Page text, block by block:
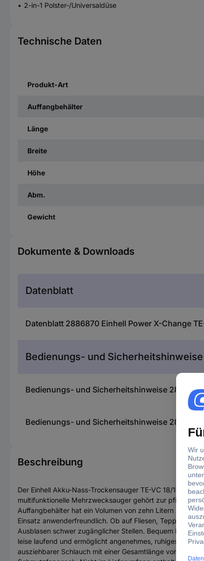
2-in-1 Polster-/Universaldüse
Technische Daten
Produkt-Art
Auffangbehälter
Länge
Breite
Höhe
Abm.
Gewicht
Dokumente & Downloads
Datenblatt
Datenblatt 2886870 Einhell Power X-Change
Bedienungs- und Sicherheitshinweise
Bedienungs- und Sicherheitshinweise
Bedienungs- und Sicherheitshinweise
Beschreibung
Der Einhell Akku-Nass-Trockensauger TE-VC 18/10 Li-
multifunktionelle Mehrzwecksauger gehört zur pfiffigen
Auffangbehälter hat ein Volumen von zehn Litern und
Einsatz anwenderfreundlich. Ob auf Fliesen, Teppich
Ausblasen schwer zugänglicher Stellen. Bequem lässt
leise laufend und ermöglicht angenehmes, ruhiges
ausziehbarer Schlauch mit einer Gesamtlänge von 2